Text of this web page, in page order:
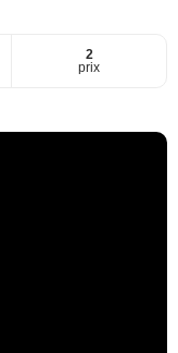
2
prix